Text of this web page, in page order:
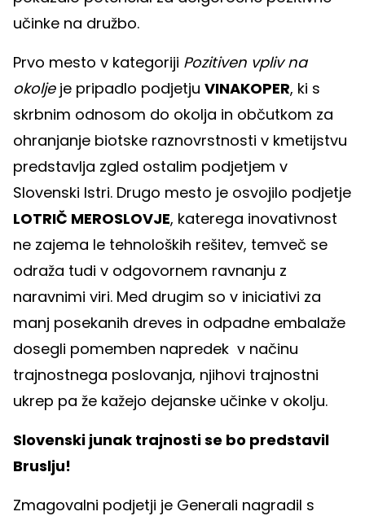
učinke na družbo.
Prvo mesto v kategoriji Pozitiven vpliv na
okoljeje pripadlo podjetju VINAKOPER, ki s
skrbnim odnosom do okolja in občutkom za
ohranjanje biotske raznovrstnosti v kmetijstvu
predstavlja zgled ostalim podjetjem v
Slovenski Istri. Drugo mesto je osvojilo podjetje
LOTRIČ MEROSLOVJE, katerega inovativnost
ne zajema le tehnoloških rešitev, temveč se
odraža tudi v odgovornem ravnanju z
naravnimi viri. Med drugim so v iniciativi za
manj posekanih dreves in odpadne embalaže
dosegli pomemben napredek v načinu
trajnostnega poslovanja, njihovi trajnostni
ukrep pa že kažejo dejanske učinke v okolju.
Slovenski junak trajnosti se bo predstavil
Bruslju!
Zmagovalni podjetji je Generali nagradil s